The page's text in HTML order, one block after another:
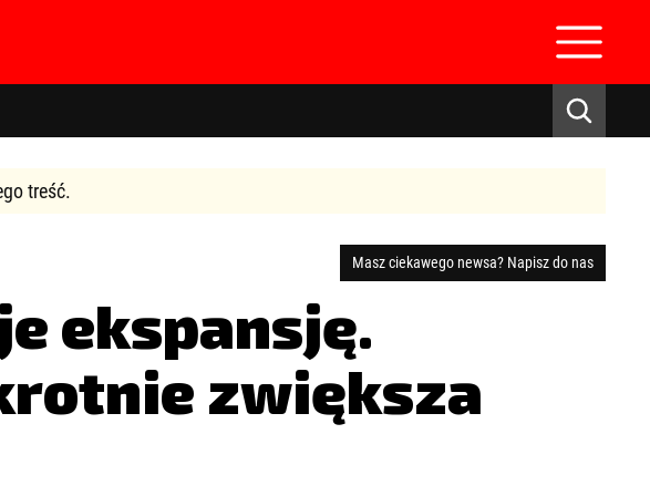
treść.
Masz ciekawego newsa? Napisz do nas
ekspansję.
zwiększa